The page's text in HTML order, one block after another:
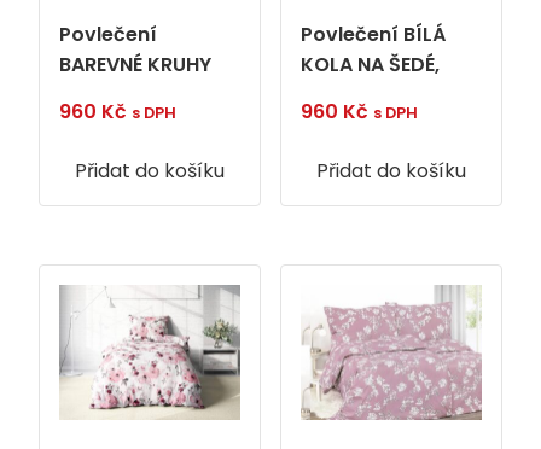
Povlečení
BAREVNÉ KRUHY
960 Kč s DPH
Přidat do košíku
Povlečení BÍLÁ
KOLA NA ŠEDÉ,
960 Kč s DPH
Přidat do košíku